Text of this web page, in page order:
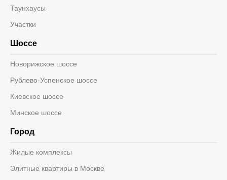
Таунхаусы
Участки
Шоссе
Новорижское шоссе
Рублево-Успенское шоссе
Киевское шоссе
Минское шоссе
Город
Жилые комплексы
Элитные квартиры в Москве